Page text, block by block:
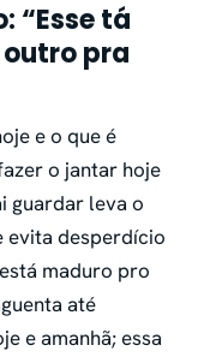
“Esse tá
outro pra
e o que é
o jantar hoje
guardar leva o
evita desperdício
maduro pro
até
e amanhã; essa